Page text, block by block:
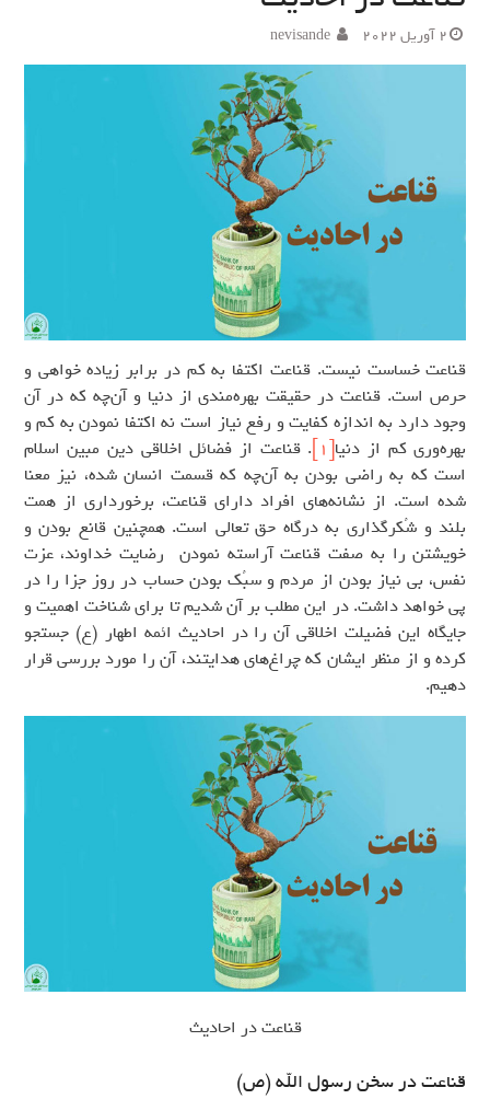
2 آوریل 2022 nevisande
قناعت خساست نیست. قناعت اکتفا به کم در برابر زیاده خواهی و
حرص است. قناعت در حقیقت بهره‌مندی از دنیا و آن‌چه که در آن
وجود دارد به اندازه کفایت و رفع نیاز است نه اکتفا نمودن به کم و
بهره‌وری کم از دنیا[1]
. قناعت از فضائل اخلاقی دین مبین اسلام
است که به راضی بودن به آن‌چه که قسمت انسان شده، نیز معنا
شده است. از نشانه‌های افراد دارای قناعت، برخورداری از همت
بلند و شُکرگذاری به درگاه حق تعالی است. همچنین قانع بودن و
خویشتن را به صفت قناعت آراسته نمودن رضایت خداوند، عزت
نفس، بی نیاز بودن از مردم و سبُک بودن حساب در روز جزا را در
پی خواهد داشت. در این مطلب بر آن شدیم تا برای شناخت اهمیت و
جایگاه این فضیلت اخلاقی آن را در احادیث ائمه اطهار (ع) جستجو
کرده و از منظر ایشان که چراغ‌های هدایتند، آن را مورد بررسی قرار
دهیم.
قناعت در احادیث
قناعت در سخن رسول الله (ص)